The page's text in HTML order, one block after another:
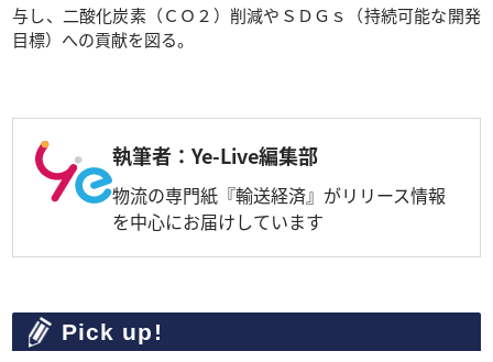
与し、二酸化炭素（ＣＯ２）削減やＳＤＧｓ（持続可能な開発
目標）への貢献を図る。
執筆者：Ye-Live編集部
物流の専門紙『輸送経済』がリリース情報
を中心にお届けしています
Pick up!